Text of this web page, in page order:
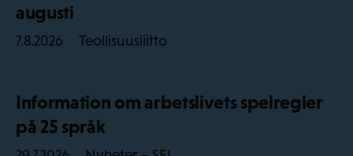
augusti
7.8.2026 Teollisuusliitto
Information om arbetslivets spelregler
på 25 språk